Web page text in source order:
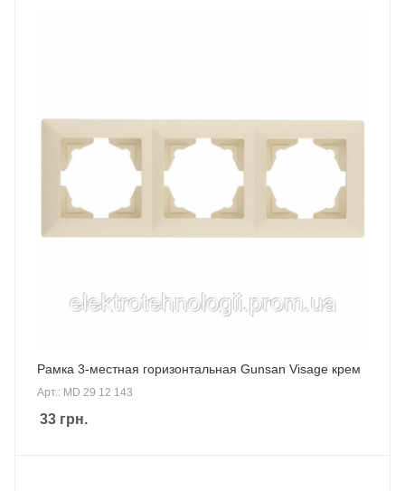
Рамка 3-местная горизонтальная Gunsan Visage крем
Арт.: MD 29 12 143
33 грн.